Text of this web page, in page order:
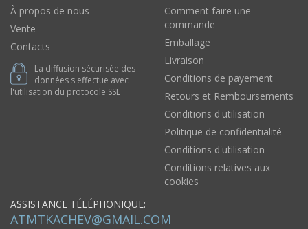
À propos de nous
Vente
Contacts
La diffusion sécurisée des
données s'effectue avec
l'utilisation du protocole SSL
Comment faire une
commande
Emballage
Livraison
Conditions de payement
Retours et Remboursements
Conditions d'utilisation
Politique de confidentialité
Conditions d'utilisation
Conditions relatives aux
cookies
ASSISTANCE TÉLÉPHONIQUE:
ATMTKACHEV@GMAIL.COM